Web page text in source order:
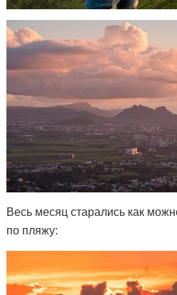
Весь месяц старались как
по пляжу: